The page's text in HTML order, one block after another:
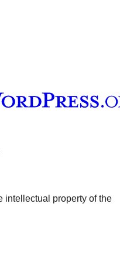
intellectual property of the